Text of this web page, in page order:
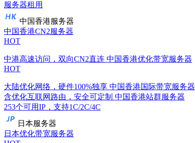
服务器租用
中国香港服务器
中国香港CN2服务器
HOT
中港高速访问，双向CN2直连 中国香港优化带宽服务器
HOT
大陆优化网络，硬件100%独享 中国香港国际带宽服务器
含优化互联网路由，安全可定制 中国香港站群服务器
253个可用IP，支持1C/2C/4C
日本服务器
日本优化带宽服务器